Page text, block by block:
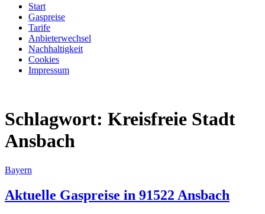
Start
Gaspreise
Tarife
Anbieterwechsel
Nachhaltigkeit
Cookies
Impressum
Schlagwort: Kreisfreie Stadt
Ansbach
Bayern
Aktuelle Gaspreise in 91522 Ansbach